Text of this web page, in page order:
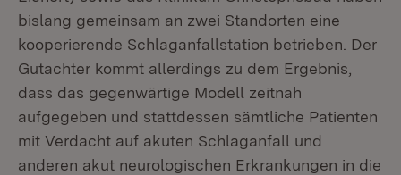
bislang gemeinsam an zwei Standorten eine
kooperierende Schlaganfallstation betrieben. Der
Gutachter kommt allerdings zu dem Ergebnis,
dass das gegenwärtige Modell zeitnah
aufgegeben und stattdessen sämtliche Patienten
mit Verdacht auf akuten Schlaganfall und
anderen akut neurologischen Erkrankungen in die